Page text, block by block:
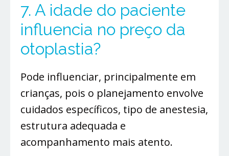
7. A idade do paciente
influencia no preço da
otoplastia?
Pode influenciar, principalmente em
crianças, pois o planejamento envolve
cuidados específicos, tipo de anestesia,
estrutura adequada e
acompanhamento mais atento.